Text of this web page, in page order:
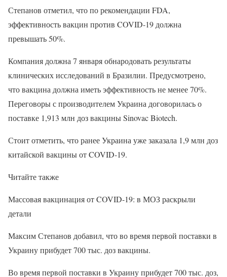
Степанов отметил, что по рекомендации FDA,
эффективность вакцин против COVID-19 должна
превышать 50%.
Компания должна 7 января обнародовать результаты
клинических исследований в Бразилии. Предусмотрено,
что вакцина должна иметь эффективность не менее 70%.
Переговоры с производителем Украина договорилась о
поставке 1,913 млн доз вакцины Sinovac Biotech.
Стоит отметить, что ранее Украина уже заказала 1,9 млн доз
китайской вакцины от COVID-19.
Читайте также
Массовая вакцинация от COVID-19: в МОЗ раскрыли
детали
Максим Степанов добавил, что во время первой поставки в
Украину прибудет 700 тыс. доз вакцины.
Во время первой поставки в Украину прибудет 700 тыс. доз,